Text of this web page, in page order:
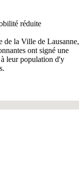
réduite
de la Ville de Lausanne,
ont signé une
leur population d'y